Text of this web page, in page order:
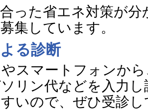
った省エネ対策が分
集しています。
る診断
スマートフォンから
リン代などを入力
いので、ぜひ受診